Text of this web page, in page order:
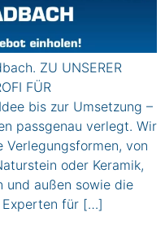
ZU UNSERER
FÜR
bis zur Umsetzung –
passgenau verlegt. Wir
von
oder Keramik,
und außen sowie die
Experten für […]